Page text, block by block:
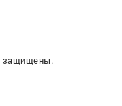
защищены.